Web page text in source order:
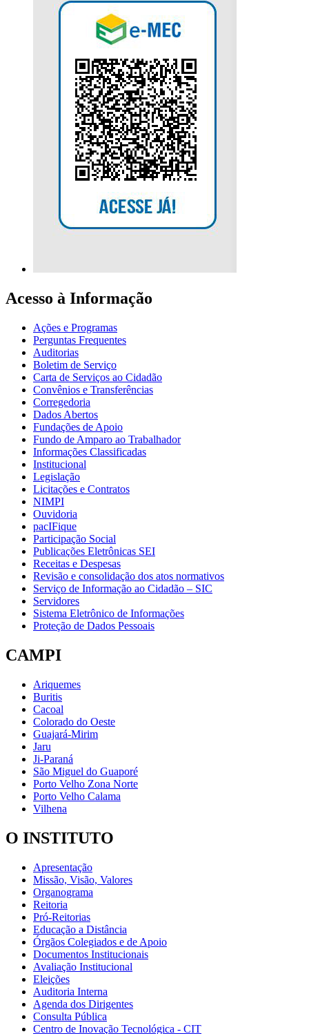
Acesso à Informação
Ações e Programas
Perguntas Frequentes
Auditorias
Boletim de Serviço
Carta de Serviços ao Cidadão
Convênios e Transferências
Corregedoria
Dados Abertos
Fundações de Apoio
Fundo de Amparo ao Trabalhador
Informações Classificadas
Institucional
Legislação
Licitações e Contratos
NIMPI
Ouvidoria
pacIFique
Participação Social
Publicações Eletrônicas SEI
Receitas e Despesas
Revisão e consolidação dos atos normativos
Serviço de Informação ao Cidadão – SIC
Servidores
Sistema Eletrônico de Informações
Proteção de Dados Pessoais
CAMPI
Ariquemes
Buritis
Cacoal
Colorado do Oeste
Guajará-Mirim
Jaru
Ji-Paraná
São Miguel do Guaporé
Porto Velho Zona Norte
Porto Velho Calama
Vilhena
O INSTITUTO
Apresentação
Missão, Visão, Valores
Organograma
Reitoria
Pró-Reitorias
Educação a Distância
Órgãos Colegiados e de Apoio
Documentos Institucionais
Avaliação Institucional
Eleições
Auditoria Interna
Agenda dos Dirigentes
Consulta Pública
Centro de Inovação Tecnológica - CIT